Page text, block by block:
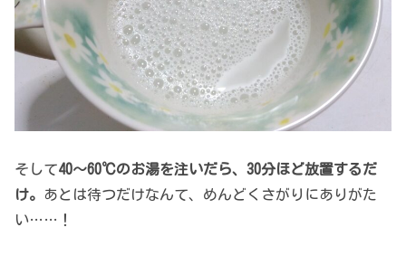
そして40～60℃のお湯を注いだら、30分ほど放置するだ
け。 あとは待つだけなんて、めんどくさがりにありがた
い……！